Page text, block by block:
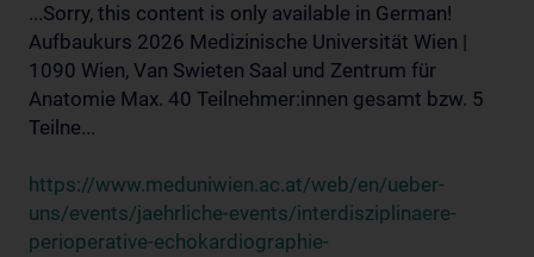
...Sorry, this content is only available in German!
Aufbaukurs 2026 Medizinische Universität Wien |
1090 Wien, Van Swieten Saal und Zentrum für
Anatomie Max. 40 Teilnehmer:innen gesamt bzw. 5
Teilne...
https://www.meduniwien.ac.at/web/en/ueber-
uns/events/jaehrliche-events/interdisziplinaere-
perioperative-echokardiographie-